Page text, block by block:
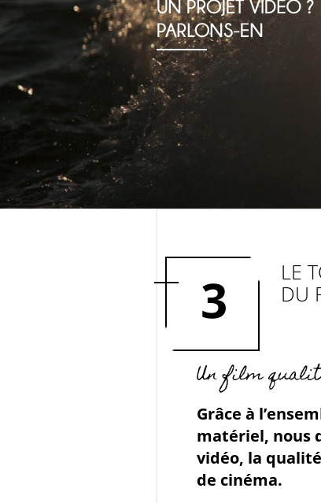
3
LE
DU
Un film
Grâce à
matériel, nous
vidéo, la
de cinéma.